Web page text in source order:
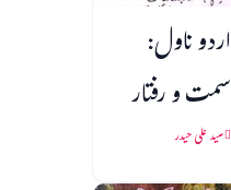
اردو ناول:
سمت و رفتار
سید علی حیدر